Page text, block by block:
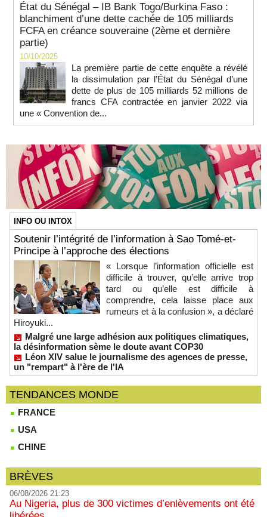
État du Sénégal – IB Bank Togo/Burkina Faso :
blanchiment d’une dette cachée de 105 milliards
FCFA en créance souveraine (2ème et dernière
partie)
10/10/2025
La première partie de cette enquête a révélé
la dissimulation par l’État du Sénégal d’une
dette de plus de 105 milliards 52 millions de
francs CFA contractée en janvier 2022 via
une « Convention de...
INFO OU INTOX
Soutenir l’intégrité de l’information à Sao Tomé-et-
Principe à l’approche des élections
« Lorsque l’information officielle est
difficile à trouver, qu’elle arrive trop
tard ou qu’elle est difficile à
comprendre, cela laisse place aux
rumeurs et à la confusion », a déclaré
Hiroyuki...
Malgré une large adhésion aux politiques climatiques,
la désinformation sème le doute avant COP30
Léon XIV salue le journalisme des agences de presse,
un "rempart" à l'ère de l'IA
TENDANCES MONDE
FRANCE
USA
CHINE
BRÈVES
06/08/2026 21:23
Au Nigeria, plus de 300 victimes d’enlèvements ont été